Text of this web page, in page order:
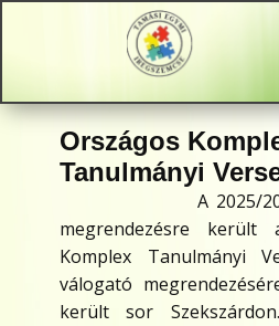
Országos
Tanulmányi
A 2025/2026-
megrendezésre került
Komplex Tanulmányi
válogató
került sor